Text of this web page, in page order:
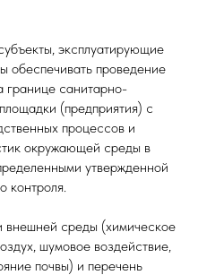
эксплуатирующие
обеспечивать проведение
границе санитарно-
(предприятия) с
процессов и
окружающей среды в
утвержденной
контроля.
внешней среды (химическое
шумовое воздействие,
почвы) и перечень